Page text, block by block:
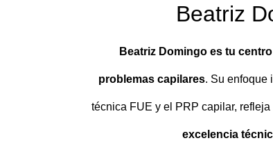
Beatriz
Beatriz Domingo es tu
problemas capilares. Su enfoque
técnica FUE y el PRP capilar,
excelencia